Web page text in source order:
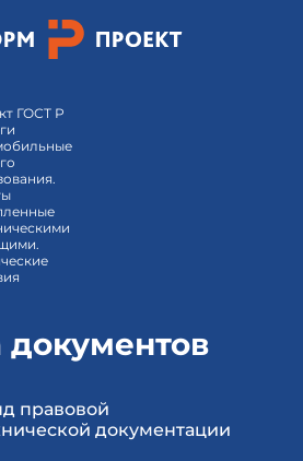
ГОСТ Р
документов
правовой
документации